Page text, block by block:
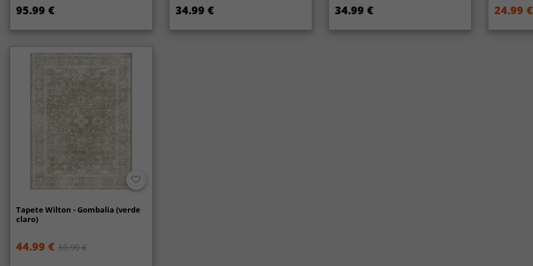
95.99 € 34.99 € 34.99 € 24.99 €
Tapete Wilton - Gombalia (verde
claro)
44.99 € 59.99 €